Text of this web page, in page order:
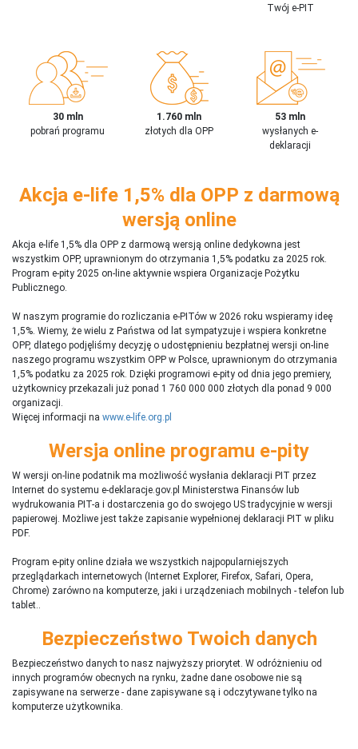
Twój e-PIT
30 mln
pobrań programu
1.760 mln
złotych dla OPP
53 mln
wysłanych e-
deklaracji
Akcja e-life 1,5% dla OPP z darmową
wersją online
Akcja e-life 1,5% dla OPP z darmową wersją online dedykowna jest
wszystkim OPP, uprawnionym do otrzymania 1,5% podatku za 2025 rok.
Program e-pity 2025 on-line aktywnie wspiera Organizacje Pożytku
Publicznego.
W naszym programie do rozliczania e-PITów w 2026 roku wspieramy ideę
1,5%. Wiemy, że wielu z Państwa od lat sympatyzuje i wspiera konkretne
OPP, dlatego podjęliśmy decyzję o udostępnieniu bezpłatnej wersji on-line
naszego programu wszystkim OPP w Polsce, uprawnionym do otrzymania
1,5% podatku za 2025 rok. Dzięki programowi e-pity od dnia jego premiery,
użytkownicy przekazali już ponad 1 760 000 000 złotych dla ponad 9 000
organizacji.
Więcej informacji na www.e-life.org.pl
Wersja online programu e-pity
W wersji on-line podatnik ma możliwość wysłania deklaracji PIT przez
Internet do systemu e-deklaracje.gov.pl Ministerstwa Finansów lub
wydrukowania PIT-a i dostarczenia go do swojego US tradycyjnie w wersji
papierowej. Możliwe jest także zapisanie wypełnionej deklaracji PIT w pliku
PDF.
Program e-pity online działa we wszystkich najpopularniejszych
przeglądarkach internetowych (Internet Explorer, Firefox, Safari, Opera,
Chrome) zarówno na komputerze, jaki i urządzeniach mobilnych - telefon lub
tablet..
Bezpieczeństwo Twoich danych
Bezpieczeństwo danych to nasz najwyższy priorytet. W odróżnieniu od
innych programów obecnych na rynku, żadne dane osobowe nie są
zapisywane na serwerze - dane zapisywane są i odczytywane tylko na
komputerze użytkownika.